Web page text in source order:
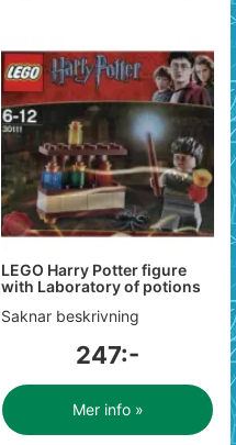
LEGO Harry Potter figure
with Laboratory of potions
Saknar beskrivning
247:-
Mer info »